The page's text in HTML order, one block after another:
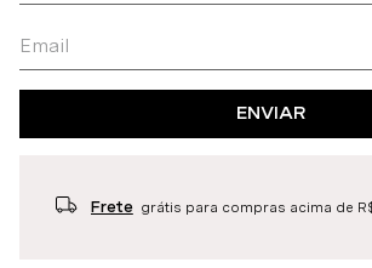
ENVIAR
Frete grátis para compras acima de